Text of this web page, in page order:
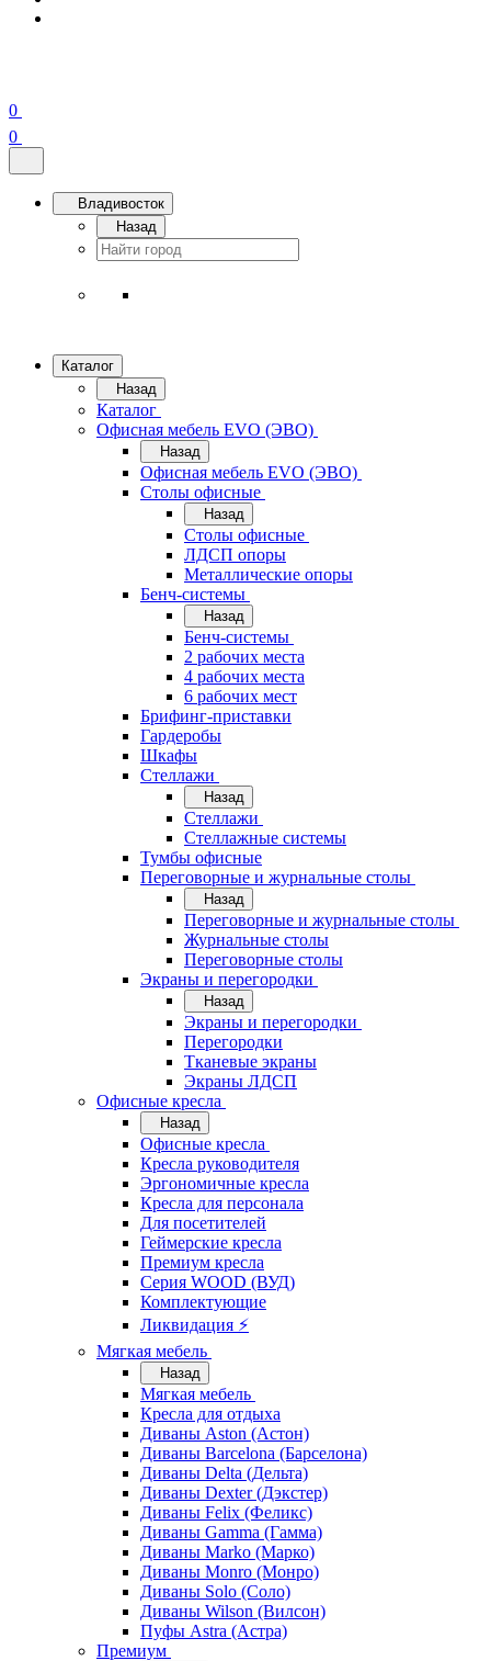
0
0
Владивосток
Назад
Каталог
Назад
Каталог
Офисная мебель EVO (ЭВО)
Назад
Офисная мебель EVO (ЭВО)
Cтолы офисные
Назад
Cтолы офисные
ЛДСП опоры
Металлические опоры
Бенч-системы
Назад
Бенч-системы
2 рабочих места
4 рабочих места
6 рабочих мест
Брифинг-приставки
Гардеробы
Шкафы
Стеллажи
Назад
Стеллажи
Стеллажные системы
Тумбы офисные
Переговорные и журнальные столы
Назад
Переговорные и журнальные столы
Журнальные столы
Переговорные столы
Экраны и перегородки
Назад
Экраны и перегородки
Перегородки
Тканевые экраны
Экраны ЛДСП
Офисные кресла
Назад
Офисные кресла
Кресла руководителя
Эргономичные кресла
Кресла для персонала
Для посетителей
Геймерские кресла
Премиум кресла
Серия WOOD (ВУД)
Комплектующие
Ликвидация ⚡
Мягкая мебель
Назад
Мягкая мебель
Кресла для отдыха
Диваны Aston (Астон)
Диваны Barcelona (Барселона)
Диваны Delta (Дельта)
Диваны Dexter (Дэкстер)
Диваны Felix (Феликс)
Диваны Gamma (Гамма)
Диваны Marko (Марко)
Диваны Monro (Монро)
Диваны Solo (Соло)
Диваны Wilson (Вилсон)
Пуфы Astra (Астра)
Премиум